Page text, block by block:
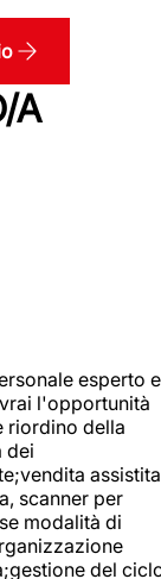
A
esperto e
l'opportunità
riordino della
dei
assistita
scanner per
modalità di
del